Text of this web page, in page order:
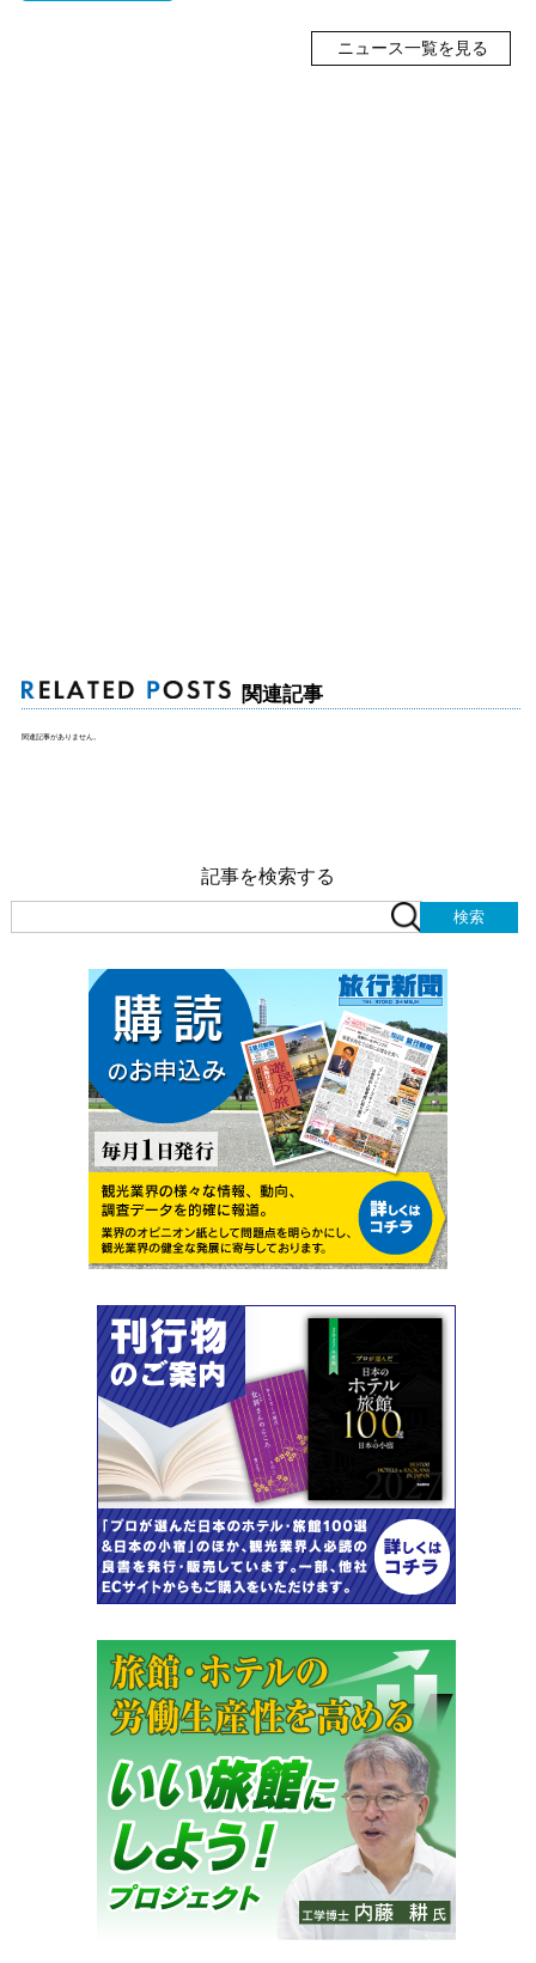
ニュース一覧を見る
関連記事
関連記事がありません。
記事を検索する